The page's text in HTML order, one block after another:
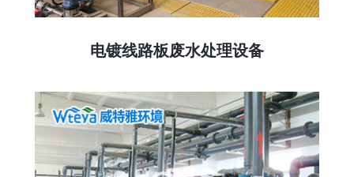
电镀线路板废水处理设备